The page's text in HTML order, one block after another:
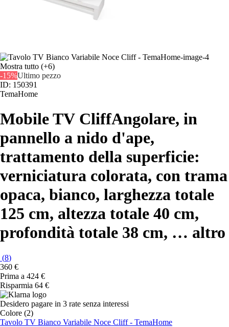
Mostra tutto (+6)
-15%Ultimo pezzo
ID: 150391
TemaHome
Mobile TV CliffAngolare, in
pannello a nido d'ape,
trattamento della superficie:
verniciatura colorata, con trama
opaca, bianco, larghezza totale
125 cm, altezza totale 40 cm,
profondità totale 38 cm, … altro
(8)
360 €
Prima a 424 €
Risparmia 64 €
Desidero pagare in 3 rate senza interessi
Colore (2)
Tavolo TV Bianco Variabile Noce Cliff - TemaHome